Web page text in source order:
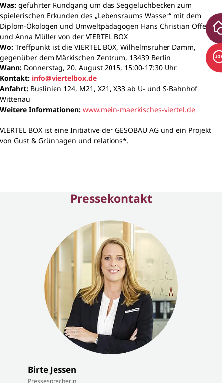
Was: geführter Rundgang um das Seggeluchbecken zum
spielerischen Erkunden des „Lebensraums Wasser“ mit dem
Diplom-Ökologen und Umweltpädagogen Hans Christian Offer
und Anna Müller von der VIERTEL BOX
Wo: Treffpunkt ist die VIERTEL BOX, Wilhelmsruher Damm,
gegenüber dem Märkischen Zentrum, 13439 Berlin
Wann: Donnerstag, 20. August 2015, 15:00-17:30 Uhr
Kontakt: info@viertelbox.de
Anfahrt: Buslinien 124, M21, X21, X33 ab U- und S-Bahnhof
Wittenau
Weitere Informationen: www.mein-maerkisches-viertel.de
VIERTEL BOX ist eine Initiative der GESOBAU AG und ein Projekt
von Gust & Grünhagen und relations*.
Pressekontakt
Birte Jessen
Pressesprecherin